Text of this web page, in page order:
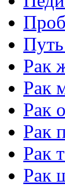
Рак
Рак
Рак
Рак
Рак
Рак